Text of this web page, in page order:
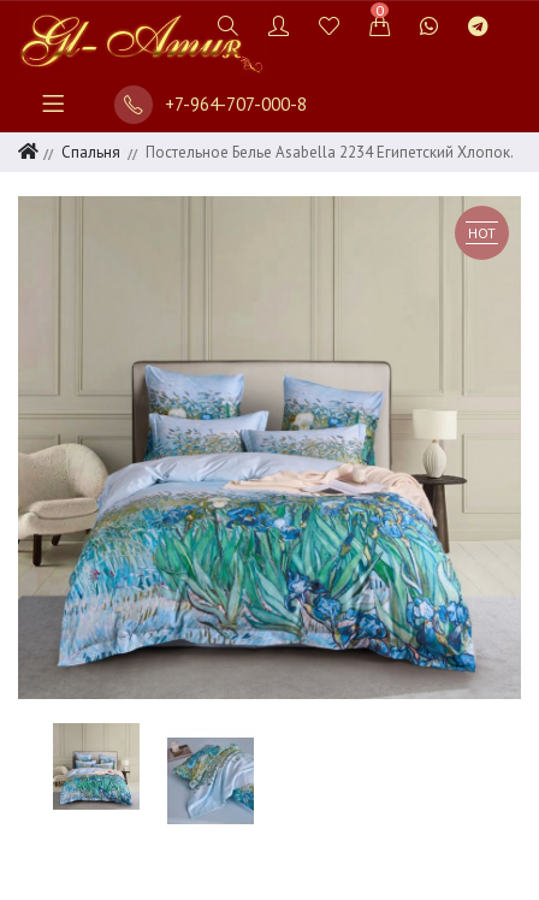
0
+7-964-707-000-8
Спальня Постельное Белье Asabella 2234 Египетский Хлопок.
HOT